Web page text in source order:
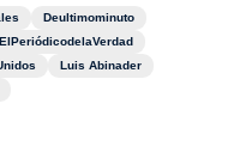
Deultimominuto
ElPeriódicodelaVerdad
Luis Abinader